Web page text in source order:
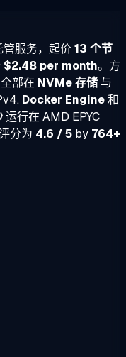
管服务，起价13 个节
$2.48 per month。方
部在 NVMe 存储 与
Docker Engine和
运行在 AMD EPYC
分为 4.6 / 5 by 764+